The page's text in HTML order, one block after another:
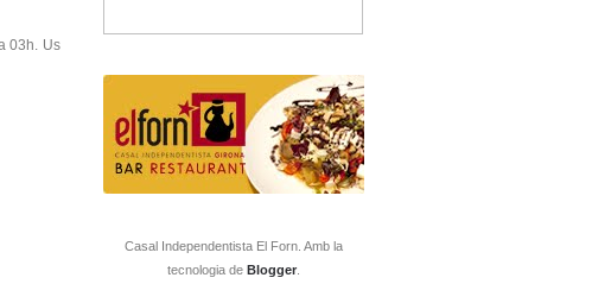
Casal Independentista El Forn. Amb la
tecnologia de Blogger
03h. Us